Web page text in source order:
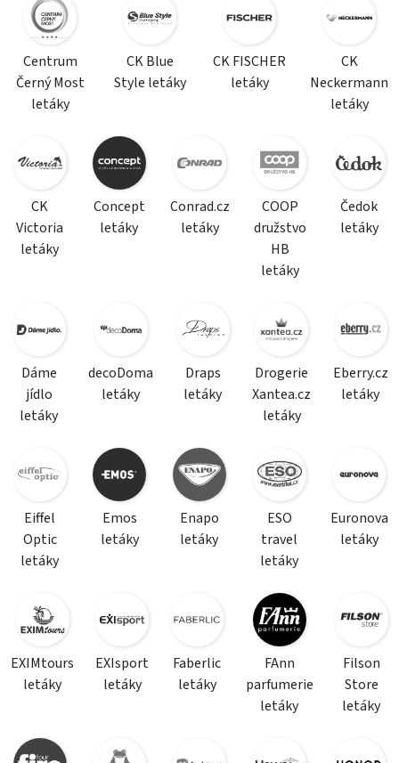
Centrum
Černý Most
letáky
CK Blue
Style letáky
CK FISCHER
letáky
CK
Neckermann
letáky
CK
Victoria
letáky
Concept
letáky
Conrad.cz
letáky
COOP
družstvo
HB
letáky
Čedok
letáky
Dáme
jídlo
letáky
decoDoma
letáky
Draps
letáky
Drogerie
Xantea.cz
letáky
Eberry.cz
letáky
Eiffel
Optic
letáky
Emos
letáky
Enapo
letáky
ESO
travel
letáky
Euronova
letáky
EXIMtours
letáky
EXIsport
letáky
Faberlic
letáky
FAnn
parfumerie
letáky
Filson
Store
letáky